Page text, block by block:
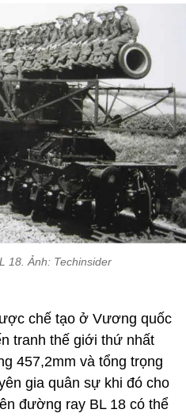
18. Ảnh: Techinsider
chế tạo ở Vương quốc
tranh thế giới thứ nhất
457,2mm và tổng trọng
gia quân sự khi đó cho
đường ray BL 18 có thể